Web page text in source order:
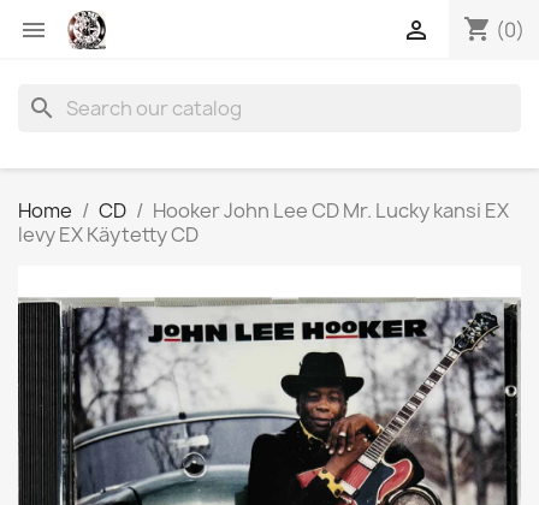
 shopping_cart (0)

search
Home CD
Hooker John Lee CD Mr. Lucky kansi EX
levy EX Käytetty CD